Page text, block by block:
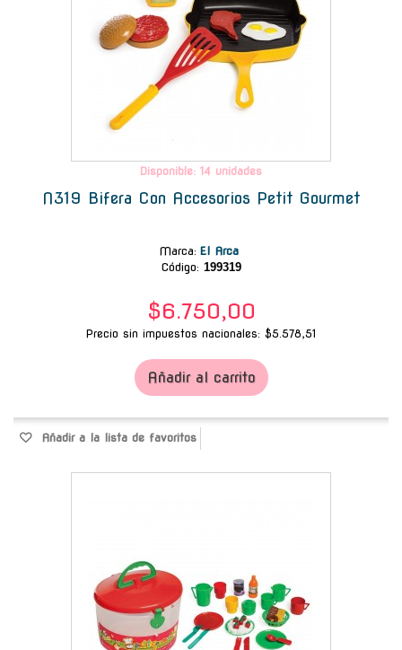
Disponible: 14 unidades
N319 Bifera Con Accesorios Petit Gourmet
Marca: El Arca
Código: 199319
$6.750,00
Precio sin impuestos nacionales: $5.578,51
Añadir al carrito
Añadir a la lista de favoritos